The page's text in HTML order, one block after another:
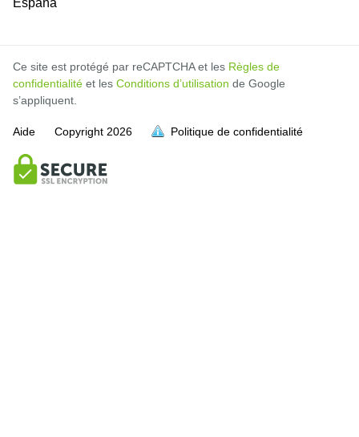
España
Ce site est protégé par reCAPTCHA et les Règles de
confidentialité et les Conditions d’utilisation de Google
s’appliquent.
Aide Copyright 2026 Politique de confidentialité